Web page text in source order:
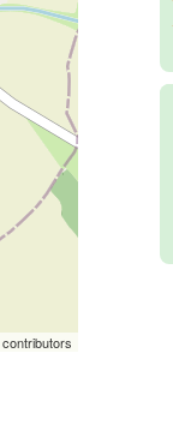
contributors